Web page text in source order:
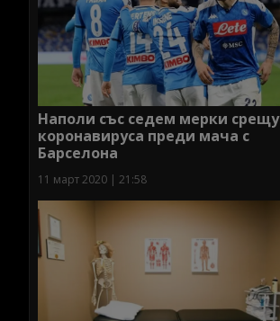
Наполи със седем мерки срещу
коронавируса преди мача с
Барселона
11 март 2020 | 21:58